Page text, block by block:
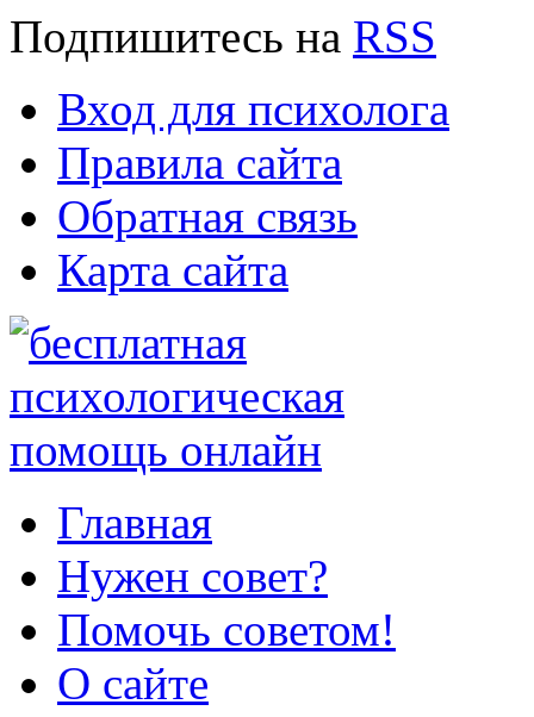
Подпишитесь на RSS
Вход для психолога
Правила сайта
Обратная связь
Карта сайта
Главная
Нужен совет?
Помочь советом!
О сайте